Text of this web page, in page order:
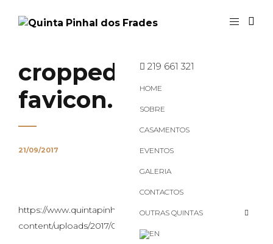
219 661 321
HOME
SOBRE
CASAMENTOS
EVENTOS
GALERIA
CONTACTOS
OUTRAS QUINTAS
cropped-
favicon.png
21/09/2017
https://www.quintapinhaldosfrades.pt/wp-
content/uploads/2017/09/cropped-favicon.png